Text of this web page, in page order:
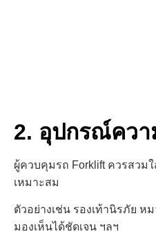
2. อุปกรณ์คว
ผู้ควบคุมรถ Forklift ควรสว
เหมาะสม
ตัวอย่างเช่น รองเท้านิรภัย หม
มองเห็นได้ชัดเจน ฯลฯ